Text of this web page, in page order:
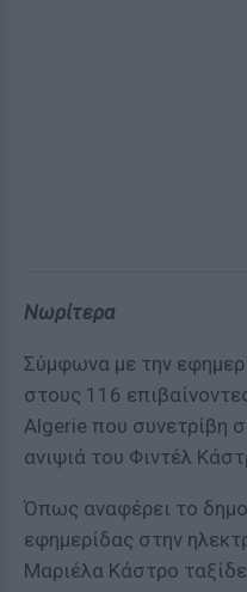
Νωρίτερα
Σύμφωνα με την
στους 116
Algerie που συνετρίβη
ανιψιά του Φιντέλ
Όπως αναφέρει το
εφημερίδας στην
Μαριέλα Κάστρο